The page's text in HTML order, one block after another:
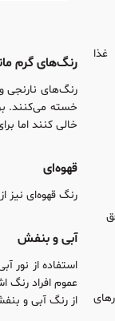
غذا
رنگ‌های گرم
رنگ‌های نارنجی
خسته می‌کنند.
خالی کنند اما
قهوه‌ای
رنگ قهوه‌ای نیز
آبی و بنفش
استفاده از نور
عموم افراد رنگ
از رنگ آبی و